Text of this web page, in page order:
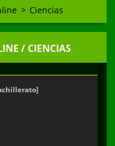
> Ciencias
/ CIENCIAS